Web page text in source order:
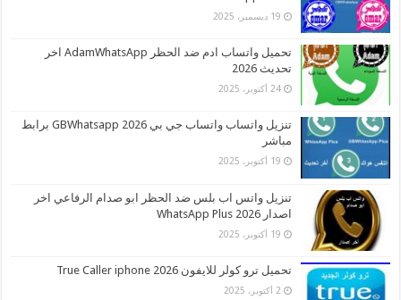
19 ديسمبر، 2025
تحميل واتساب ادم ضد الحظر AdamWhatsApp اخر
تحديث 2026
24 أكتوبر، 2025
تنزيل واتساب واتساب جي بي 2026 GBWhatsapp برابط
مباشر
19 أكتوبر، 2025
تنزيل واتس اب بلس ضد الحظر ابو صدام الرفاعي اخر
اصدار 2026 WhatsApp Plus
19 أكتوبر، 2025
تحميل ترو كولر للايفون 2026 True Caller iphone
2 أكتوبر، 2025